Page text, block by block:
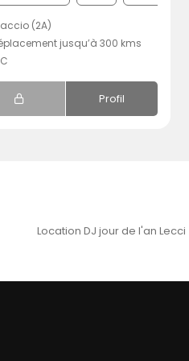
(2A)
jusqu’à 300 kms
Profil
Location DJ jour de l'an Lecci